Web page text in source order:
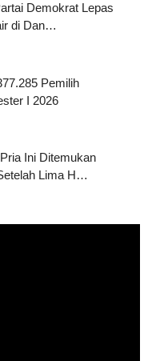
Demokrat Lepas
di Dan…
Pemilih
I 2026
Ini Ditemukan
Lima H…